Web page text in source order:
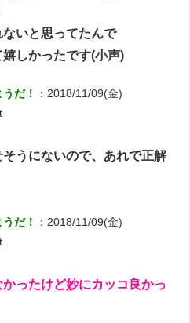
いと思ってたんで
しかったです(小声)
だ！
：2018/11/09(金)
うにないので、あれで正解
だ！
：2018/11/09(金)
ったけど妙にカッコ良かっ